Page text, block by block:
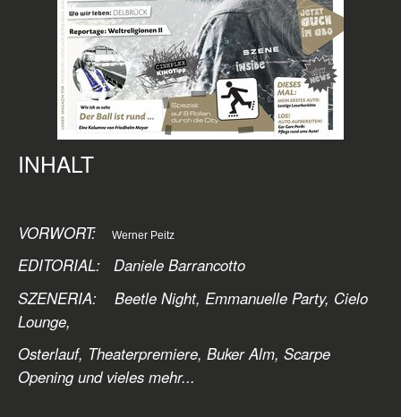
INHALT
VORWORT: Werner Peitz
EDITORIAL: Daniele Barrancotto
SZENERIA: Beetle Night, Emmanuelle Party, Cielo
Lounge,
Osterlauf, Theaterpremiere, Buker Alm, Scarpe
Opening und vieles mehr...